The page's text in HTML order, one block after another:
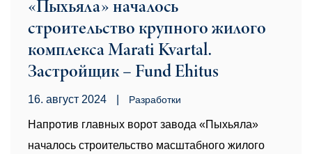
«Пыхьяла» началось
строительство крупного жилого
комплекса Marati Kvartal.
Застройщик – Fund Ehitus
16. август 2024 Pазработки
Напротив главных ворот завода «Пыхьяла»
началось строительство масштабного жилого